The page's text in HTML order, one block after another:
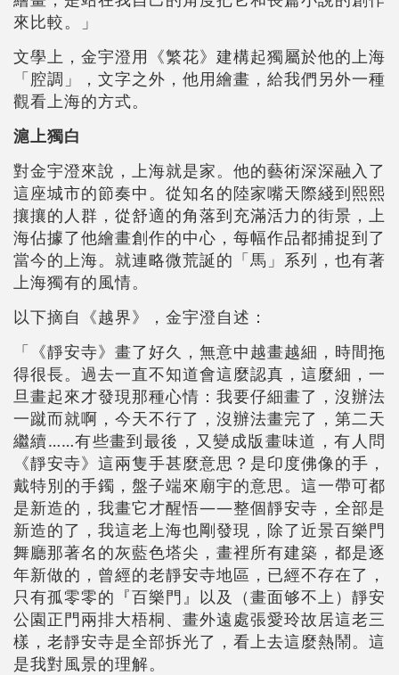
來比較。」
文學上，金宇澄用《繁花》建構起獨屬於他的上海
「腔調」，文字之外，他用繪畫，給我們另外一種
觀看上海的方式。
滬上獨白
對金宇澄來說，上海就是家。他的藝術深深融入了
這座城市的節奏中。從知名的陸家嘴天際綫到熙熙
攘攘的人群，從舒適的角落到充滿活力的街景，上
海佔據了他繪畫創作的中心，每幅作品都捕捉到了
當今的上海。就連略微荒誕的「馬」系列，也有著
上海獨有的風情。
以下摘自《越界》，金宇澄自述：
「《靜安寺》畫了好久，無意中越畫越細，時間拖
得很長。過去一直不知道會這麼認真，這麼細，一
旦畫起來才發現那種心情：我要仔細畫了，沒辦法
一蹴而就啊，今天不行了，沒辦法畫完了，第二天
繼續……有些畫到最後，又變成版畫味道，有人問
《靜安寺》這兩隻手甚麼意思？是印度佛像的手，
戴特別的手鐲，盤子端來廟宇的意思。這一帶可都
是新造的，我畫它才醒悟——整個靜安寺，全部是
新造的了，我這老上海也剛發現，除了近景百樂門
舞廳那著名的灰藍色塔尖，畫裡所有建築，都是逐
年新做的，曾經的老靜安寺地區，已經不存在了，
只有孤零零的『百樂門』以及（畫面够不上）靜安
公園正門兩排大梧桐、畫外遠處張愛玲故居這老三
樣，老靜安寺是全部拆光了，看上去這麼熱鬧。這
是我對風景的理解。